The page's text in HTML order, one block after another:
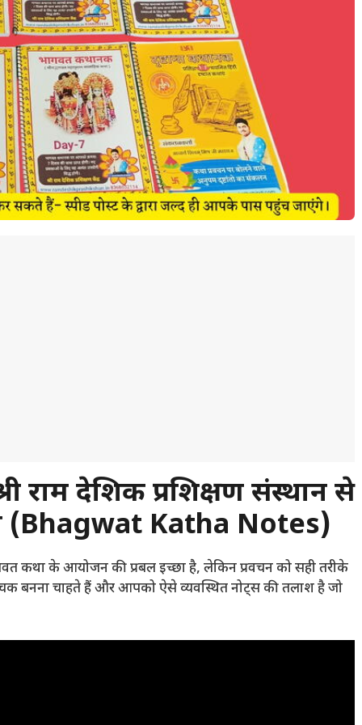
राम देशिक प्रशिक्षण संस्थान से
(Bhagwat Katha Notes)
कथा के आयोजन की प्रबल इच्छा है, लेकिन प्रवचन को सही तरीके
बनना चाहते हैं और आपको ऐसे व्यवस्थित नोट्स की तलाश है जो